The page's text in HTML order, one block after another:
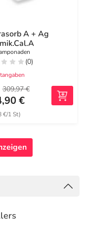
A + Ag
(0)
309,97 €
€
€/1 St)